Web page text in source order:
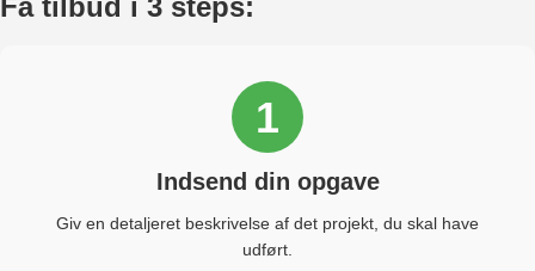
Få tilbud i 3 steps:
1
Indsend din opgave
Giv en detaljeret beskrivelse af det projekt, du skal have
udført.